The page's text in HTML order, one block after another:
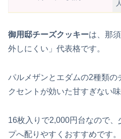
人
御用邸チーズクッキーは、那
外しにくい」代表格です。
パルメザンとエダムの2種類の
クセントが効いた甘すぎない味
16枚入りで2,000円台なので
プへ配りやすくおすすめです。